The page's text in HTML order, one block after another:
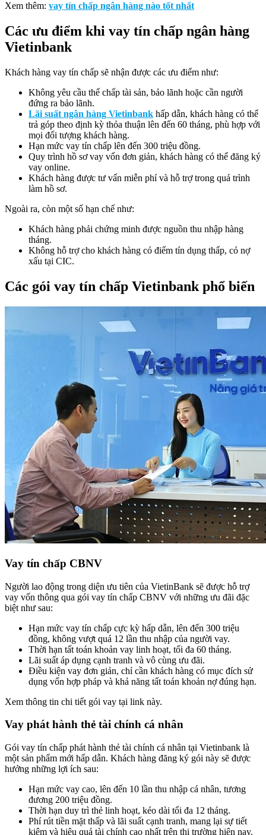
Xem thêm: vay tín chấp ngân hàng nào tốt nhất
Các ưu điểm khi vay tín chấp ngân hàng
Vietinbank
Khách hàng vay tín chấp sẽ nhận được các ưu điểm như:
Không yêu cầu thế chấp tài sản, bảo lãnh hoặc cần người
đứng ra bảo lãnh.
Lãi suất ngân hàng Vietinbank hấp dẫn, khách hàng có thể
trả góp theo định kỳ thỏa thuận lên đến 60 tháng, phù hợp với
mọi đối tượng khách hàng.
Hạn mức vay tín chấp lên đến 300 triệu đồng.
Quy trình hồ sơ vay vốn đơn giản, khách hàng có thể đăng ký
vay online.
Khách hàng được tư vấn miễn phí và hỗ trợ trong quá trình
làm hồ sơ.
Ngoài ra, còn một số hạn chế như:
Khách hàng phải chứng minh được nguồn thu nhập hàng
tháng.
Không hỗ trợ cho khách hàng có điểm tín dụng thấp, có nợ
xấu tại CIC.
Các gói vay tín chấp Vietinbank phổ biến
Vay tín chấp CBNV
Người lao động trong diện ưu tiên của VietinBank sẽ được hỗ trợ
vay vốn thông qua gói vay tín chấp CBNV với những ưu đãi đặc
biệt như sau:
Hạn mức vay tín chấp cực kỳ hấp dẫn, lên đến 300 triệu
đồng, không vượt quá 12 lần thu nhập của người vay.
Thời hạn tất toán khoản vay linh hoạt, tối đa 60 tháng.
Lãi suất áp dụng cạnh tranh và vô cùng ưu đãi.
Điều kiện vay đơn giản, chỉ cần khách hàng có mục đích sử
dụng vốn hợp pháp và khả năng tất toán khoản nợ đúng hạn.
Xem thông tin chi tiết gói vay tại link này.
Vay phát hành thẻ tài chính cá nhân
Gói vay tín chấp phát hành thẻ tài chính cá nhân tại Vietinbank là
một sản phẩm mới hấp dẫn. Khách hàng đăng ký gói này sẽ được
hưởng những lợi ích sau:
Hạn mức vay cao, lên đến 10 lần thu nhập cá nhân, tương
đương 200 triệu đồng.
Thời hạn duy trì thẻ linh hoạt, kéo dài tối đa 12 tháng.
Phí rút tiền mặt thấp và lãi suất cạnh tranh, mang lại sự tiết
kiệm và hiệu quả tài chính cao nhất trên thị trường hiện nay.